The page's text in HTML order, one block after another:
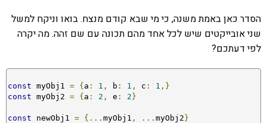
הסדר כאן באמת משנה, כי מי שבא קודם מנצח. בואו וניקח למשל
שני אובייקטים שיש לכל אחד מהם תכונה עם שם זהה. מה יקרה
לפי דעתכם?
const myObj1 = {a : 1 , b : 1 , c : 1 ,}
const myObj2 = {a : 2 , e : 2}
const newObj1 = {... myObj1 , ... myObj2}